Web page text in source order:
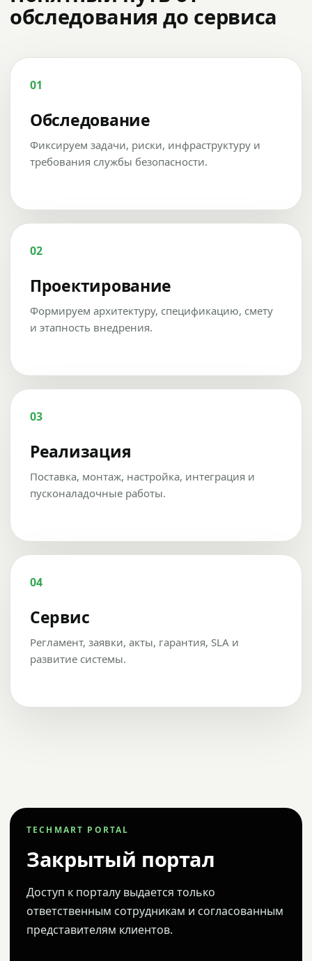
обследования до сервиса
01
Обследование
Фиксируем задачи, риски, инфраструктуру и
требования службы безопасности.
02
Проектирование
Формируем архитектуру, спецификацию, смету
и этапность внедрения.
03
Реализация
Поставка, монтаж, настройка, интеграция и
пусконаладочные работы.
04
Сервис
Регламент, заявки, акты, гарантия, SLA и
развитие системы.
TECHMART PORTAL
Закрытый портал
Доступ к порталу выдается только
ответственным сотрудникам и согласованным
представителям клиентов.